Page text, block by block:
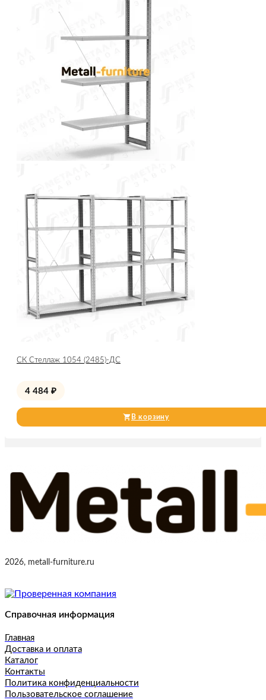
СК Стеллаж 1054 (2485)-ДС
4 484 ₽
В корзину
2026, metall-furniture.ru
Справочная информация
Главная
Доставка и оплата
Каталог
Контакты
Политика конфиденциальности
Пользовательское соглашение